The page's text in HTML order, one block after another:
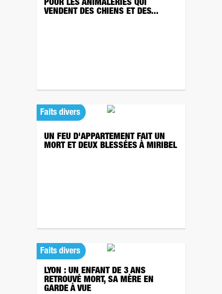
POUR LES ANIMALERIES QUI
VENDENT DES CHIENS ET DES...
Faits divers
UN FEU D'APPARTEMENT FAIT UN
MORT ET DEUX BLESSÉES À MIRIBEL
Faits divers
LYON : UN ENFANT DE 3 ANS
RETROUVÉ MORT, SA MÈRE EN
GARDE À VUE